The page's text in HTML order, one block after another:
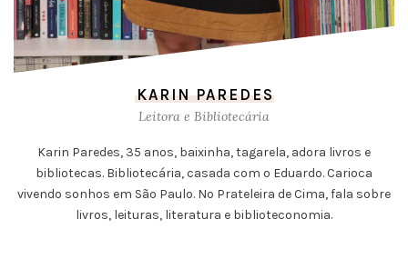
KARIN PAREDES
Leitora e Bibliotecária
Karin Paredes, 35 anos, baixinha, tagarela, adora livros e
bibliotecas. Bibliotecária, casada com o Eduardo. Carioca
vivendo sonhos em São Paulo. No Prateleira de Cima, fala sobre
livros, leituras, literatura e biblioteconomia.